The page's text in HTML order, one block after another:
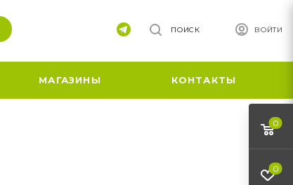
ВОЙТИ
ПОИСК
МАГАЗИНЫ КОНТАКТЫ
0
0